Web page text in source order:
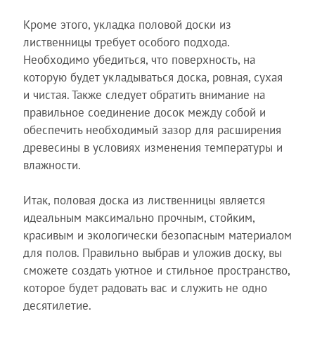
Кроме этого, укладка половой доски из
лиственницы требует особого подхода.
Необходимо убедиться, что поверхность, на
которую будет укладываться доска, ровная, сухая
и чистая. Также следует обратить внимание на
правильное соединение досок между собой и
обеспечить необходимый зазор для расширения
древесины в условиях изменения температуры и
влажности.
Итак, половая доска из лиственницы является
идеальным максимально прочным, стойким,
красивым и экологически безопасным материалом
для полов. Правильно выбрав и уложив доску, вы
сможете создать уютное и стильное пространство,
которое будет радовать вас и служить не одно
десятилетие.